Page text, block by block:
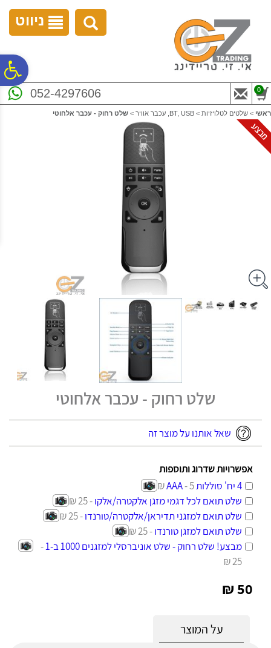
נגישות
ניווט
052-4297606 0
ראשי > שלטים לטלויזיות > BT, USB, עכבר אוויר > שלט רחוק - עכבר אלחוטי
שלט רחוק - עכבר אלחוטי
שאל אותנו על מוצר זה
אפשרויות שדרוג ותוספות
4 יח' סוללות AAA
- 5 ₪
שלט תואם לכל דגמי מזגן אלקטרה/אלקו- 25 ₪
שלט תואם למזגני תדיראן/אלקטרה/טורנדו- 25 ₪
שלט תואם למזגן טורנדו- 25 ₪
מבצע! שלט רחוק - שלט אוניברסלי למזגנים 1000 ב-1
-
25 ₪
50 ₪
על המוצר